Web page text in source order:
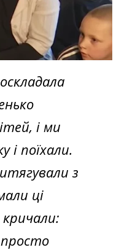
і ми
і поїхали.
з
ці
кричали: